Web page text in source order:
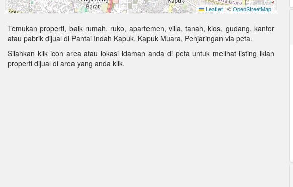
Leaflet |©OpenStreetMap
Temukan properti, baik rumah, ruko, apartemen, villa, tanah, kios, gudang, kantor
atau pabrik dijual di Pantai Indah Kapuk, Kapuk Muara, Penjaringan via peta.
Silahkan klik icon area atau lokasi idaman anda di peta untuk melihat listing iklan
properti dijual di area yang anda klik.